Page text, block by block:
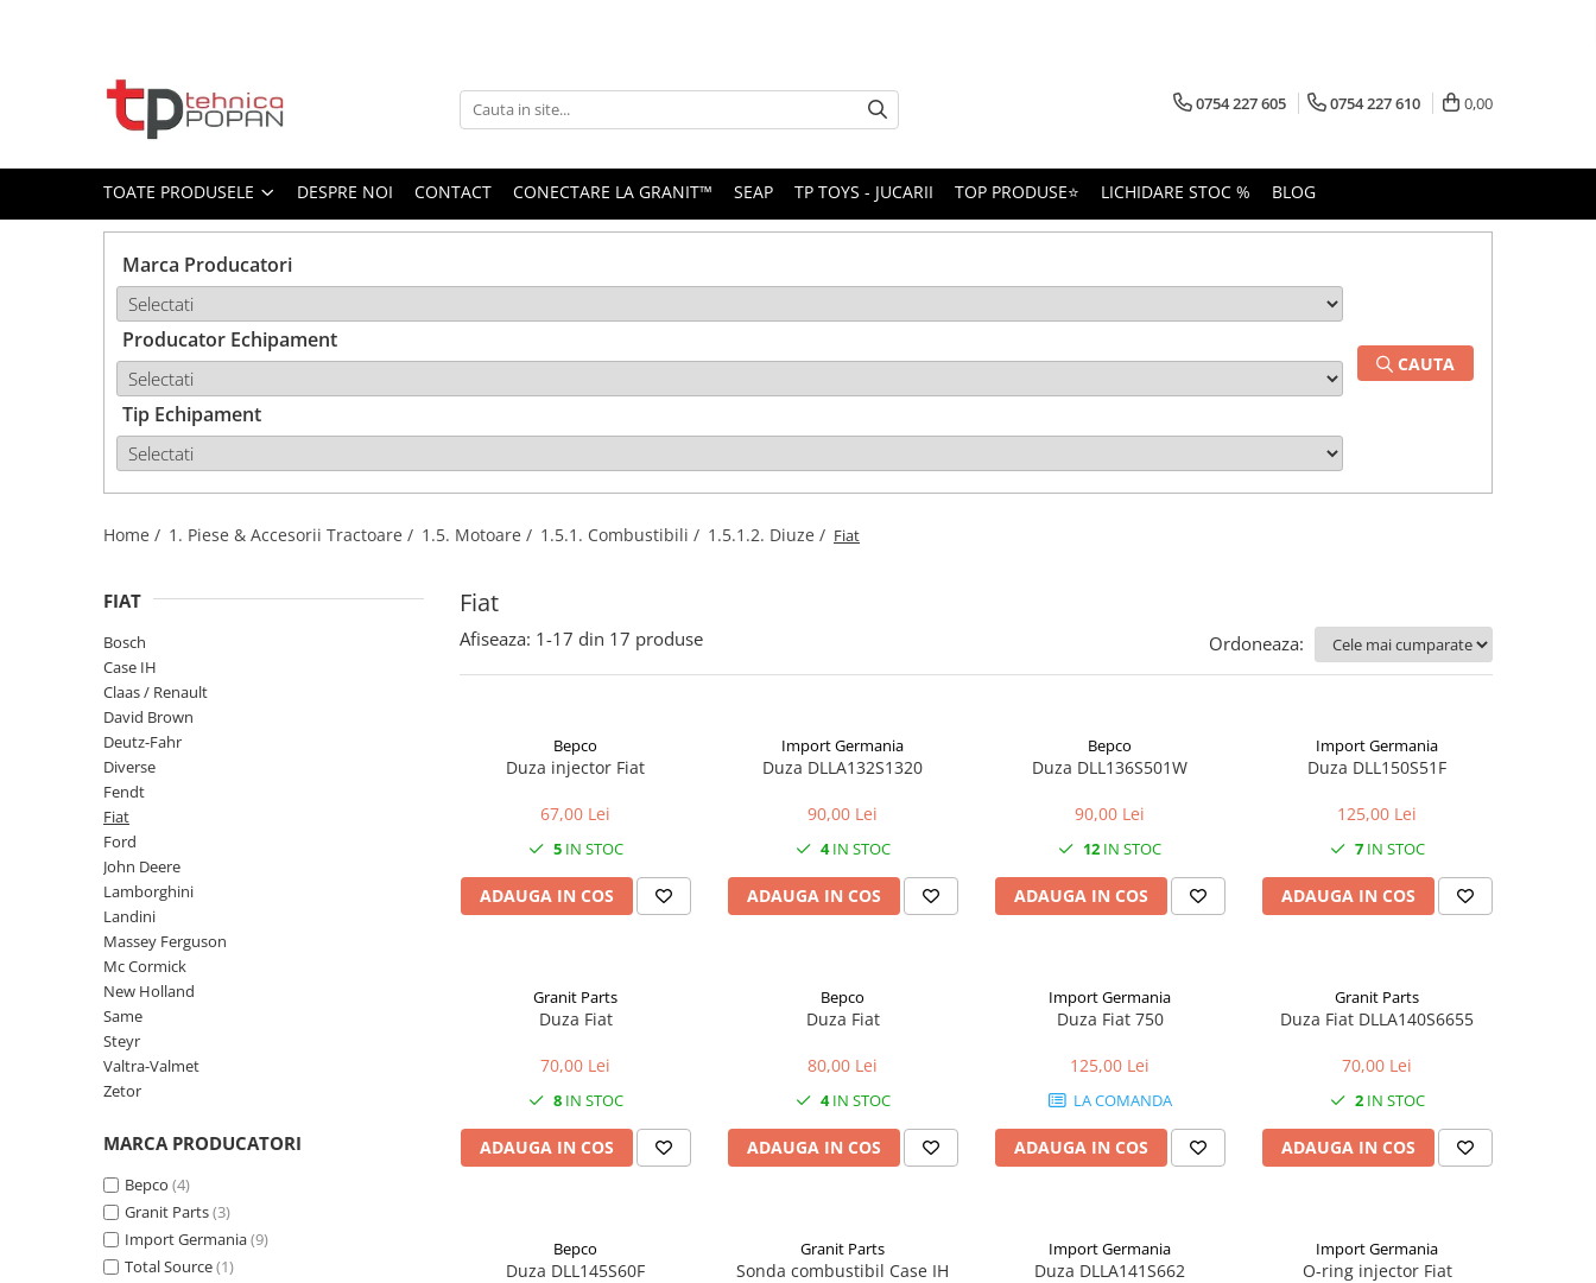
Toate Produsele
1.1. Cabina & Caroserie
1.1.2. Piese caroserie
1.1.3. Embleme & Abtibilduri
1.1.4. Climatizare si accesorii
Puncte si mecanism de ridicare
Tiranti si accesorii
1.3. Scaune & Accesorii
1.3.1. Scaune
1.4.1. Pompe hidraulice
1.4.2. Joystick
1.4.3. Distribuitoare
1.4.4. Cilindri si accesorii
1.5. Motoare
1.5.1. Combustibili
1.5.4. Piese de schimb pentru
motor si accesorii
0754 227 605 0754 227 610 0,00
TOATE PRODUSELE DESPRE NOI CONTACT CONECTARE LA GRANIT™ SEAP TP TOYS - JUCARII TOP PRODUSE⭐ LICHIDARE STOC % BLOG
Marca Producatori
Producator Echipament
Tip Echipament
CAUTA
Home / 1. Piese & Accesorii Tractoare / 1.5. Motoare / 1.5.1. Combustibili / 1.5.1.2. Diuze / Fiat
Fiat
FIAT
Bosch
Case IH
Claas / Renault
David Brown
Deutz-Fahr
Diverse
Fendt
Fiat
Ford
John Deere
Lamborghini
Landini
Massey Ferguson
Mc Cormick
New Holland
Same
Steyr
Valtra-Valmet
Zetor
MARCA PRODUCATORI
Bepco (4)
Granit Parts(3)
Import Germania(9)
Total Source(1)
Afiseaza: 1-17 din 17 produse Ordoneaza:
Bepco
Duza injector Fiat
67,00 Lei
5IN STOC
ADAUGA IN COS
Import Germania
Duza DLLA132S1320
90,00 Lei
4IN STOC
ADAUGA IN COS
Bepco
Duza DLL136S501W
90,00 Lei
12 IN STOC
ADAUGA IN COS
Import Germania
Duza DLL150S51F
125,00 Lei
7IN STOC
ADAUGA IN COS
Granit Parts
Duza Fiat
70,00 Lei
8IN STOC
ADAUGA IN COS
Bepco
Duza Fiat
80,00 Lei
4IN STOC
ADAUGA IN COS
Import Germania
Duza Fiat 750
125,00 Lei
LA COMANDA
ADAUGA IN COS
Granit Parts
Duza Fiat DLLA140S6655
70,00 Lei
2IN STOC
ADAUGA IN COS
Bepco
Duza DLL145S60F
Granit Parts
Sonda combustibil Case IH
Import Germania
Duza DLLA141S662
Import Germania
O-ring injector Fiat